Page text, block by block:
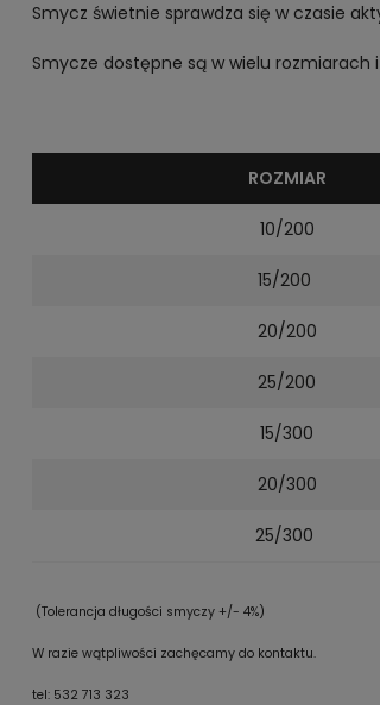
Smycz świetnie sprawdza się w czasie
Smycze dostępne są w wielu
ROZMIAR
10/200
15/200
20/200
25/200
15/300
20/300
25/300
(Tolerancja długości smyczy +/- 4%)
W razie wątpliwości zachęcamy do kontaktu.
tel: 532 713 323